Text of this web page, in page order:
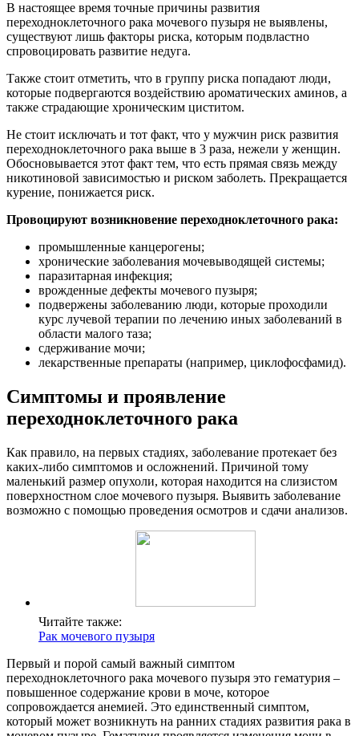
В настоящее время точные причины развития
переходноклеточного рака мочевого пузыря не выявлены,
существуют лишь факторы риска, которым подвластно
спровоцировать развитие недуга.
Также стоит отметить, что в группу риска попадают люди,
которые подвергаются воздействию ароматических аминов, а
также страдающие хроническим циститом.
Не стоит исключать и тот факт, что у мужчин риск развития
переходноклеточного рака выше в 3 раза, нежели у женщин.
Обосновывается этот факт тем, что есть прямая связь между
никотиновой зависимостью и риском заболеть. Прекращается
курение, понижается риск.
Провоцируют возникновение переходноклеточного рака:
промышленные канцерогены;
хронические заболевания мочевыводящей системы;
паразитарная инфекция;
врожденные дефекты мочевого пузыря;
подвержены заболеванию люди, которые проходили
курс лучевой терапии по лечению иных заболеваний в
области малого таза;
сдерживание мочи;
лекарственные препараты (например, циклофосфамид).
Симптомы и проявление
переходноклеточного рака
Как правило, на первых стадиях, заболевание протекает без
каких-либо симптомов и осложнений. Причиной тому
маленький размер опухоли, которая находится на слизистом
поверхностном слое мочевого пузыря. Выявить заболевание
возможно с помощью проведения осмотров и сдачи анализов.
Читайте также:
Рак мочевого пузыря
Первый и порой самый важный симптом
переходноклеточного рака мочевого пузыря это гематурия –
повышенное содержание крови в моче, которое
сопровождается анемией. Это единственный симптом,
который может возникнуть на ранних стадиях развития рака в